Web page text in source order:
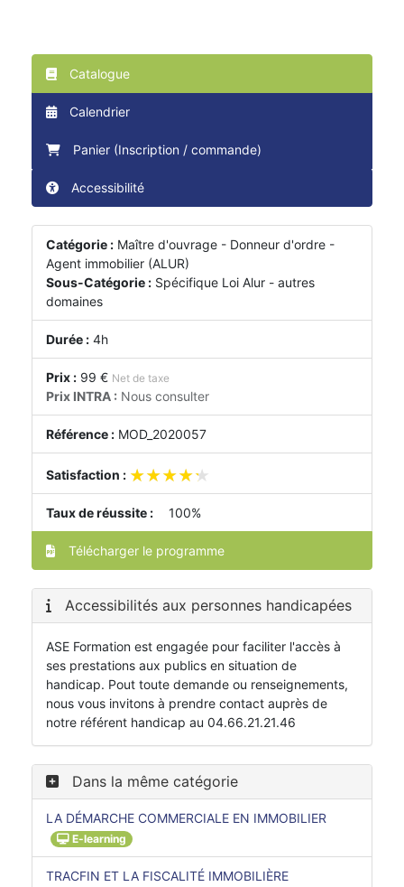
Catalogue
Calendrier
Panier (Inscription / commande)
Accessibilité
Catégorie : Maître d'ouvrage - Donneur d'ordre -
Agent immobilier (ALUR)
Sous-Catégorie : Spécifique Loi Alur - autres
domaines
Durée : 4h
Prix : 99 € Net de taxe
Prix INTRA : Nous consulter
Référence : MOD_2020057
Satisfaction : ★★★★★
★★★★★
Taux de réussite : 100%
Télécharger le programme
Accessibilités aux personnes handicapées
ASE Formation est engagée pour faciliter l'accès à
ses prestations aux publics en situation de
handicap. Pout toute demande ou renseignements,
nous vous invitons à prendre contact auprès de
notre référent handicap au 04.66.21.21.46
Dans la même catégorie
LA DÉMARCHE COMMERCIALE EN IMMOBILIER
E-learning
TRACFIN ET LA FISCALITÉ IMMOBILIÈRE